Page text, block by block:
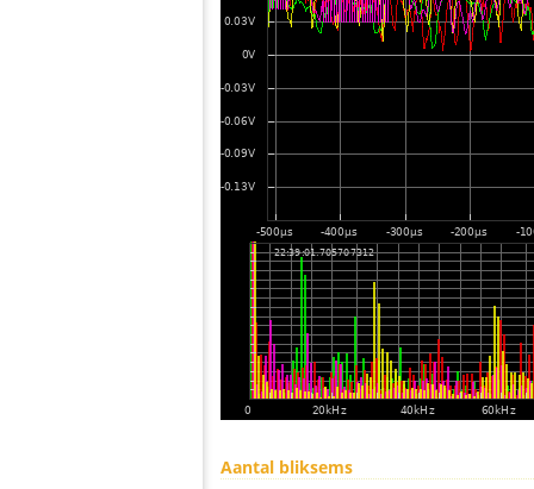
Aantal bliksems